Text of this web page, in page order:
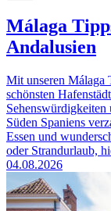
Málaga
Andalusien
Mit unseren Málaga
schönsten
Süden Spaniens
Essen und
oder Strandurlaub,
04.08.2026